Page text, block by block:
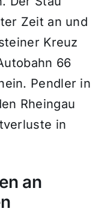
Zeit an und
Kreuz
66
Pendler in
Rheingau
in
an